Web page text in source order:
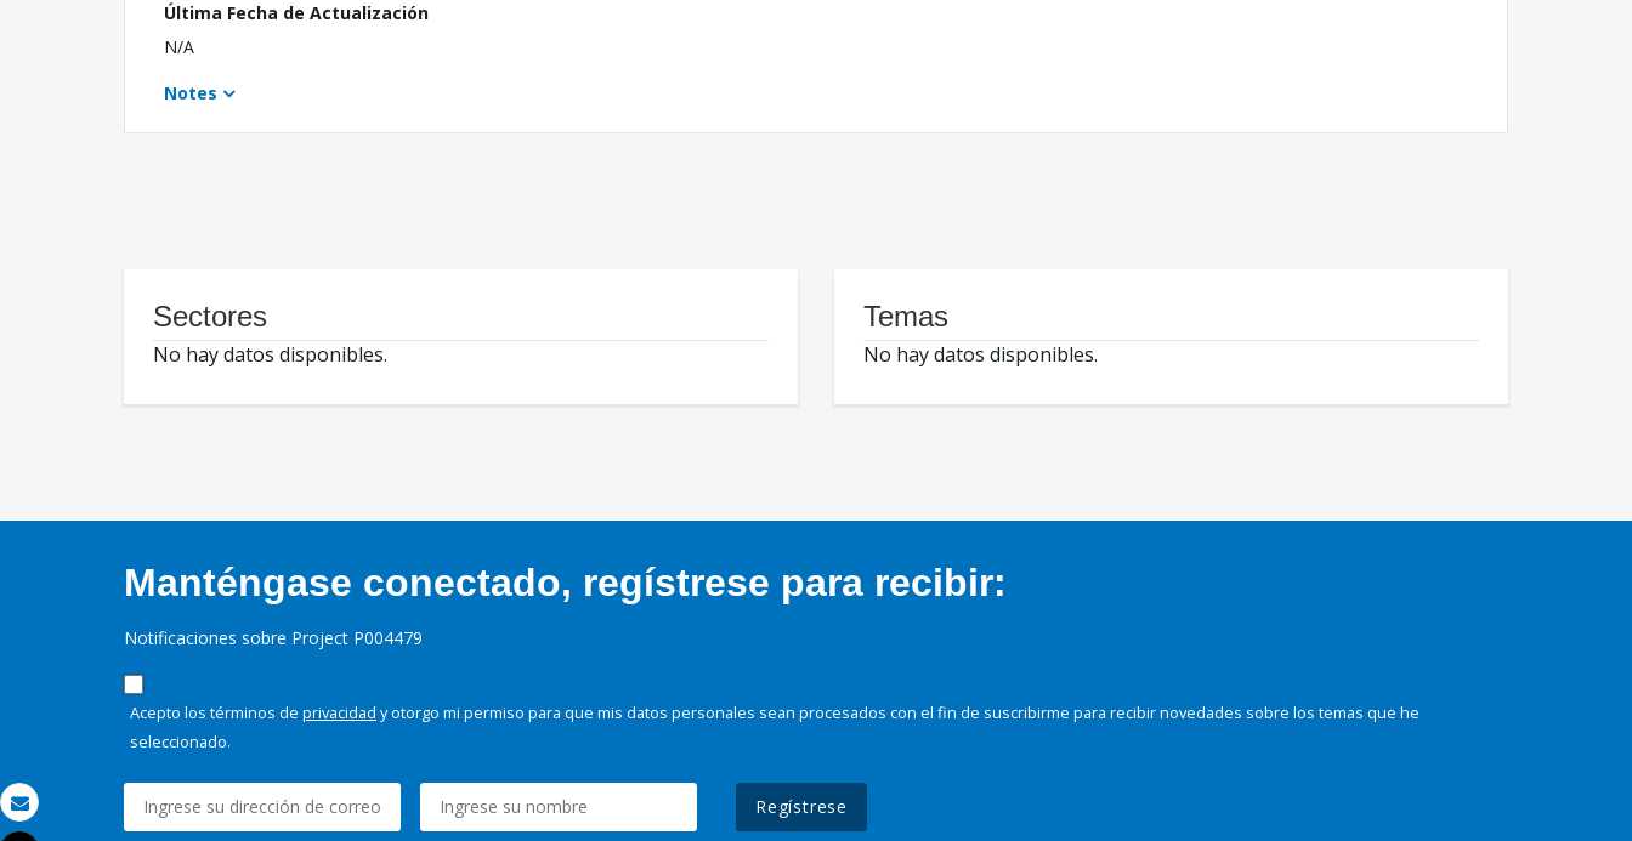
Correo electrónico
Última Fecha de Actualización
N/A
Notes
Sectores
No hay datos disponibles.
Temas
No hay datos disponibles.
Manténgase conectado, regístrese para recibir:
Notificaciones sobre Project P004479
Acepto los términos de privacidad y otorgo mi permiso para que mis datos personales sean procesados con el fin de suscribirme para recibir novedades sobre los temas que he
seleccionado.
Regístrese